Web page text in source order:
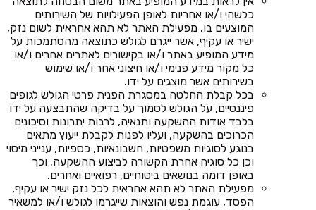
כלשהי ו/או אחריות לאופן הפעילויות של השירותים
המוצעים בו. מפעילת האתר לא תהא אחראית לשום נזק,
ישיר או עקיף, אשר ייגרם לגולש כתוצאה מהסתמכות על
מידע המופיע באתר ו/או בקישורים לאתרים אחרים ו/או
כל מקור מידע פנימי ו/או חיצוני אחר ו/או שימוש
בשירותים אשר מוצגים על ידו.
בכל קבלת החלטה במסגרת הפנית פרטי הגולש לגופים
פיננסיים, על הגולש לסמוך על בדיקה שהתבצעה על ידו
בלבד אודות ההשקעה ותנאיה, לרבות יתרונות וסיכונים
הכרוכים בהשקעה, ועליו לפנות לקבלת ייעוץ מתאים
בנוגע לסוגיות משפטיות, חשבונאיות, כספיות, ענייני מיסוי
וכן כל סוגיה אחרת הקשורה לביצוע ההשקעה. וכך
באופן דומה בנושאים ביטוחיים, רפואיים ואחרים.
מפעילת האתר לא תהא אחראית לכל נזק ישיר או עקיף,
הפסד, עוגמת נפש והוצאות שייגרמו לגולש ו/או למשאיר